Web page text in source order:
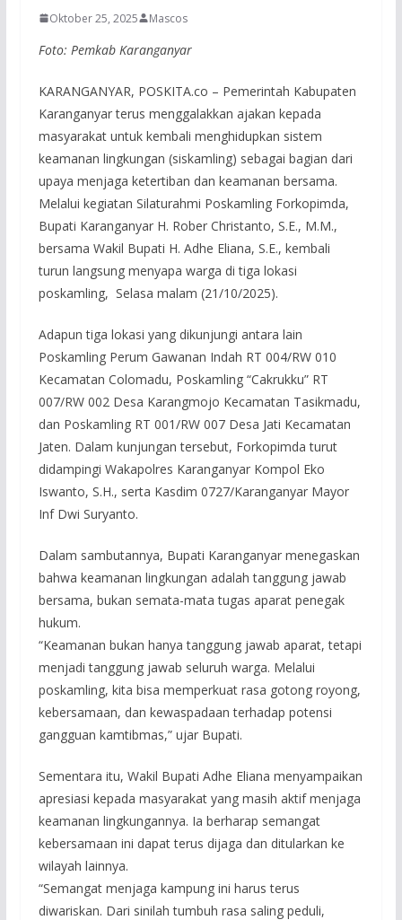
Oktober 25, 2025 Mascos
Foto: Pemkab Karanganyar
KARANGANYAR, POSKITA.co – Pemerintah Kabupaten
Karanganyar terus menggalakkan ajakan kepada
masyarakat untuk kembali menghidupkan sistem
keamanan lingkungan (siskamling) sebagai bagian dari
upaya menjaga ketertiban dan keamanan bersama.
Melalui kegiatan Silaturahmi Poskamling Forkopimda,
Bupati Karanganyar H. Rober Christanto, S.E., M.M.,
bersama Wakil Bupati H. Adhe Eliana, S.E., kembali
turun langsung menyapa warga di tiga lokasi
poskamling, Selasa malam (21/10/2025).
Adapun tiga lokasi yang dikunjungi antara lain
Poskamling Perum Gawanan Indah RT 004/RW 010
Kecamatan Colomadu, Poskamling “Cakrukku” RT
007/RW 002 Desa Karangmojo Kecamatan Tasikmadu,
dan Poskamling RT 001/RW 007 Desa Jati Kecamatan
Jaten. Dalam kunjungan tersebut, Forkopimda turut
didampingi Wakapolres Karanganyar Kompol Eko
Iswanto, S.H., serta Kasdim 0727/Karanganyar Mayor
Inf Dwi Suryanto.
Dalam sambutannya, Bupati Karanganyar menegaskan
bahwa keamanan lingkungan adalah tanggung jawab
bersama, bukan semata-mata tugas aparat penegak
hukum.
“Keamanan bukan hanya tanggung jawab aparat, tetapi
menjadi tanggung jawab seluruh warga. Melalui
poskamling, kita bisa memperkuat rasa gotong royong,
kebersamaan, dan kewaspadaan terhadap potensi
gangguan kamtibmas,” ujar Bupati.
Sementara itu, Wakil Bupati Adhe Eliana menyampaikan
apresiasi kepada masyarakat yang masih aktif menjaga
keamanan lingkungannya. Ia berharap semangat
kebersamaan ini dapat terus dijaga dan ditularkan ke
wilayah lainnya.
“Semangat menjaga kampung ini harus terus
diwariskan. Dari sinilah tumbuh rasa saling peduli,